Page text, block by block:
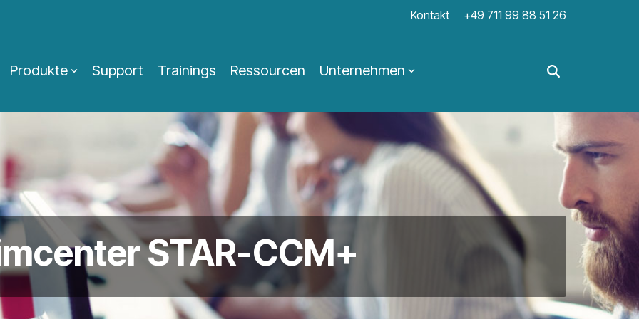
Kontakt +49 711 99 88 51 26
Produkte Support Trainings Ressourcen Unternehmen
STAR-CCM+